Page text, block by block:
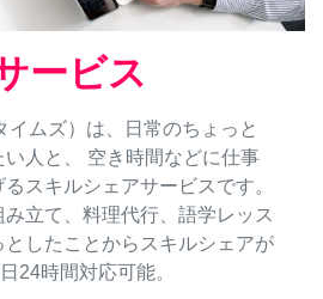
ービス
イムズ）は、日常のちょっと
い人と、 空き時間などに仕事
スキルシェアサービスです。
立て、料理代行、語学レッス
としたことからスキルシェアが
24時間対応可能。